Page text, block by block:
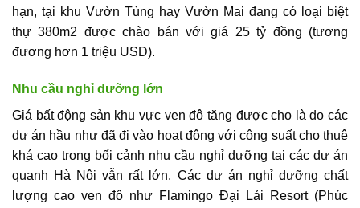
hạn, tại khu Vườn Tùng hay Vườn Mai đang có loại biệt
thự 380m2 được chào bán với giá 25 tỷ đồng (tương
đương hơn 1 triệu USD).
Nhu cầu nghỉ dưỡng lớn
Giá bất động sản khu vực ven đô tăng được cho là do các
dự án hầu như đã đi vào hoạt động với công suất cho thuê
khá cao trong bối cảnh nhu cầu nghỉ dưỡng tại các dự án
quanh Hà Nội vẫn rất lớn. Các dự án nghỉ dưỡng chất
lượng cao ven đô như Flamingo Đại Lải Resort (Phúc